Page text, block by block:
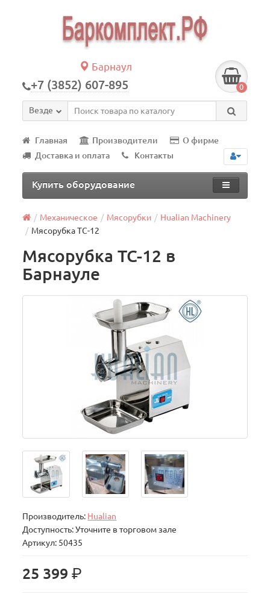
Барнаул
+7 (3852) 607-895 0
Везде
Главная Производители
О фирме
Доставка и оплата
Контакты
Купить оборудование
Механическое Мясорубки
Hualian Machinery
Мясорубка TС-12
Мясорубка TC-12 в
Барнауле
Производитель: Hualian
Доступность: Уточните в торговом зале
Артикул: 50435
25 399р.